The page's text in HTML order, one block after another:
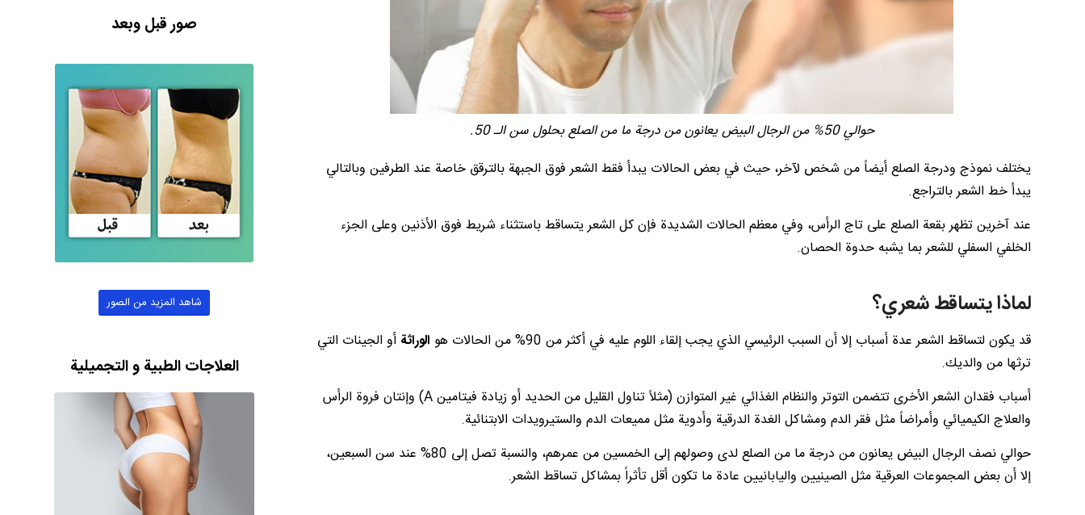
حوالي 50% من الرجال البيض يعانون من درجة ما من الصلع بحلول سن الـ 50.
يختلف نموذج ودرجة الصلع أيضاً من شخص لآخر، حيث في بعض الحالات يبدأ فقط الشعر فوق الجبهة بالترقق خاصة عند الطرفين وبالتالي
يبدأ خط الشعر بالتراجع.
عند آخرين تظهر بقعة الصلع على تاج الرأس، وفي معظم الحالات الشديدة فإن كل الشعر يتساقط باستثناء شريط فوق الأذنين وعلى الجزء
الخلفي السفلي للشعر بما يشبه حدوة الحصان.
لماذا يتساقط شعري؟
قد يكون لتساقط الشعر عدة أسباب إلا أن السبب الرئيسي الذي يجب إلقاء اللوم عليه في أكثر من 90% من الحالات هو الوراثة أو الجينات التي
ترثها من والديك.
أسباب فقدان الشعر الأخرى تتضمن التوتر والنظام الغذائي غير المتوازن (مثلاً تناول القليل من الحديد أو زيادة فيتامين A) وإنتان فروة الرأس
والعلاج الكيميائي وأمراضاً مثل فقر الدم ومشاكل الغدة الدرقية وأدوية مثل مميعات الدم والستيرويدات الابتنائية.
حوالي نصف الرجال البيض يعانون من درجة ما من الصلع لدى وصولهم إلى الخمسين من عمرهم، والنسبة تصل إلى 80% عند سن السبعين،
إلا أن بعض المجموعات العرقية مثل الصينيين واليابانيين عادة ما تكون أقل تأثراً بمشاكل تساقط الشعر.
صور قبل وبعد
شاهد المزيد من الصور
العلاجات الطبية و التجميلية